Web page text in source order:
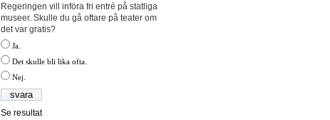
Regeringen vill införa fri entré på statliga
museer. Skulle du gå oftare på teater om
det var gratis?
Ja.
Det skulle bli lika ofta.
Nej.
Se resultat